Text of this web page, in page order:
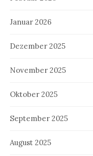
Januar 2026
Dezember 2025
November 2025
Oktober 2025
September 2025
August 2025